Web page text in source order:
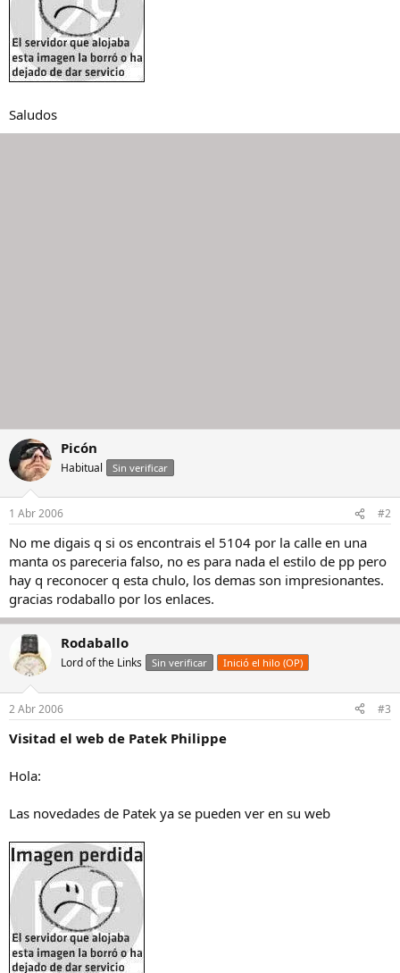
Saludos
Picón
Habitual Sin verificar
1 Abr 2006 #2
No me digais q si os encontrais el 5104 por la calle en una
manta os pareceria falso, no es para nada el estilo de pp pero
hay q reconocer q esta chulo, los demas son impresionantes.
gracias rodaballo por los enlaces.
Rodaballo
Lord of the Links Sin verificar Inició el hilo (OP)
2 Abr 2006 #3
Visitad el web de Patek Philippe
Hola:
Las novedades de Patek ya se pueden ver en su web